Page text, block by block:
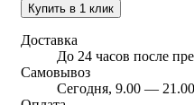
Купить в 1 клик
Доставка
До 24 часов после
Самовывоз
Сегодня, 9.00 — 21.00